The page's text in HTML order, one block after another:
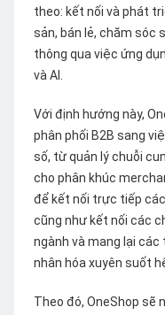
theo: kết nối và phát
sản, bán lẻ, chăm sóc
thông qua việc ứng
và AI.
Với định hướng này,
phân phối B2B sang
số, từ quản lý chuỗi
cho phân khúc
để kết nối trực tiếp
cũng như kết nối các
ngành và mang lại
nhân hóa xuyên suốt
Theo đó, OneShop sẽ